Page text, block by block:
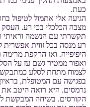
כעת.
הגיעה אלי אתמול לטיפול
מצבה הכלכלי בכי רע. העסק
תקשרתי עם הנשמה
רע מנסה בכל זווית
היפיפייה. ואז הרקפת
ואפור ממטיר גשם עז על
לצמוח מתחת לסלע
בפגישה עם המטופלת,
נרמסים. היא רואה היטב את
הקורסים. בשיחה המבקשת